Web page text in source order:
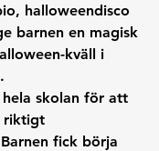
halloweendisco
barnen en magisk
kväll i
skolan för att
riktigt
fick börja